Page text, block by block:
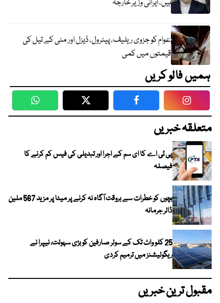
ہیں، ایرانی وزیر خارجہ
عوام کو جزوی ریلیف، پیٹرول، ڈیزل اور مٹی کے تیل کی
قیمتوں میں کمی
ہمیں فالو کریں
WhatsApp Twitter Facebook
متعلقہ خبریں
پی ٹی اے کا ای سم کے اجرا اور تبدیلی کی فیس کم کرنے کا
فیصلہ
بچوں کو خطرات سے بروقت آگاہ نہ کرنے پر میٹا پر مزید 567 ملین
ڈالر جرمانہ
25 کلو واٹ تک کے سولر صارفین کو بڑی سہولت، نیپرا نے
ریگولیشنز میں ترمیم کردی
مقبول ترین خبریں